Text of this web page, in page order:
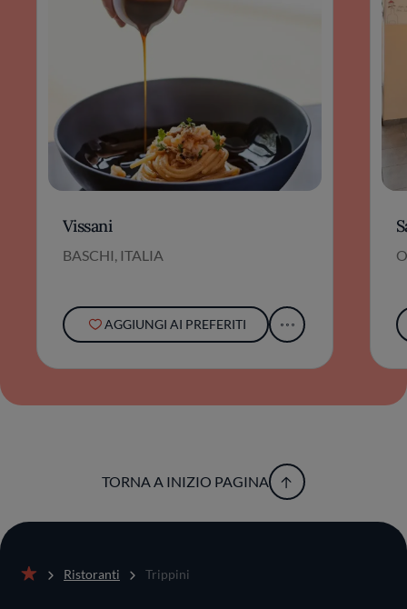
Vissani
BASCHI, ITALIA
AGGIUNGI AI PREFERITI
TORNA A INIZIO PAGINA
Ristoranti Trippini